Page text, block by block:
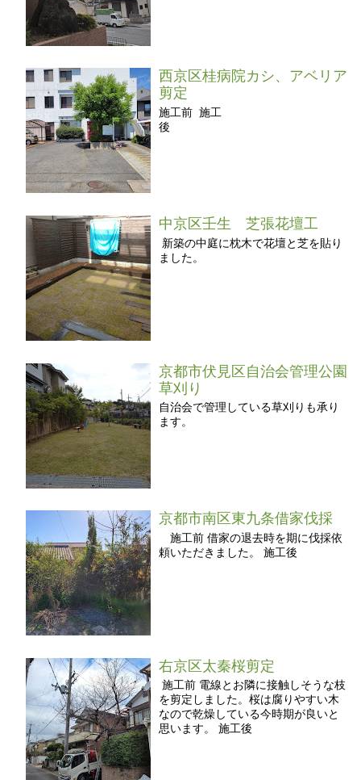
西京区桂病院カシ、アベリア
剪定
施工前 施工
後
中京区壬生 芝張花壇工
新築の中庭に枕木で花壇と芝を貼り
ました。
京都市伏見区自治会管理公園
草刈り
自治会で管理している草刈りも承り
ます。
京都市南区東九条借家伐採
施工前 借家の退去時を期に伐採依
頼いただきました。 施工後
右京区太秦桜剪定
施工前 電線とお隣に接触しそうな枝
を剪定しました。桜は腐りやすい木
なので乾燥している今時期が良いと
思います。 施工後